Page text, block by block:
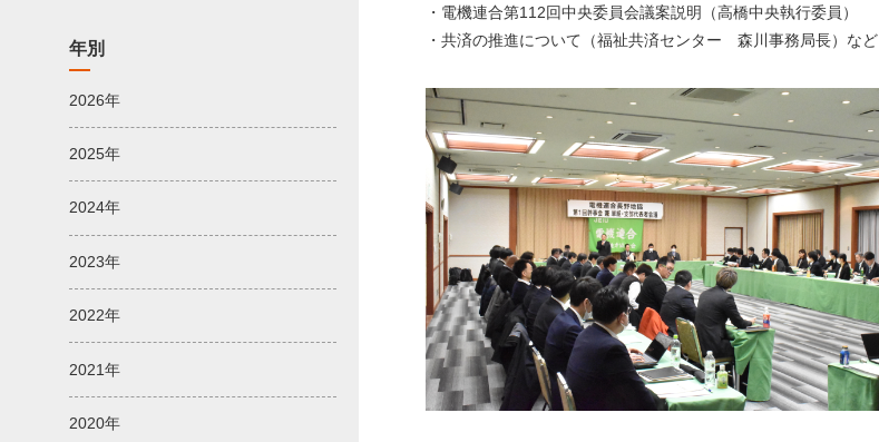
・電機連合第112回中央委員会議案説明（高橋中央執行委員）
・共済の推進について（福祉共済センター 森川事務局長）など
年別
2026年
2025年
2024年
2023年
2022年
2021年
2020年